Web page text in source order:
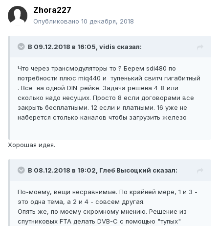
Zhora227
Опубликовано 10 декабря, 2018
В 09.12.2018 в 16:05, vidis сказал:
Что через трансмодуляторы то ? Берем sdi480 по
потребности плюс miq440 и тупенький свитч гигабитный
. Все на одной DIN-рейке. Задача решена 4-8 или
сколько надо несущих. Просто 8 если договорами все
закрыть бесплатными. 12 если и платными. 16 уже не
наберется столько каналов чтобы загрузить железо
Хорошая идея.
В 08.12.2018 в 19:02, Глеб Высоцкий сказал:
По-моему, вещи несравнимые. По крайней мере, 1 и 3 -
это одна тема, а 2 и 4 - совсем другая.
Опять же, по моему скромному мнению. Решение из
спутниковых FTA делать DVB-C с помощью "тупых"